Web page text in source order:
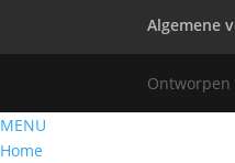
Algemene
Ontworpen
MENU
Home